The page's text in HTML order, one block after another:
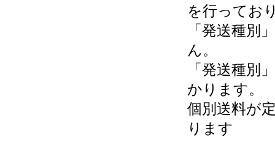
を行ってお
「発送種別
ん。
「発送種別
かります。
個別送料が
ります